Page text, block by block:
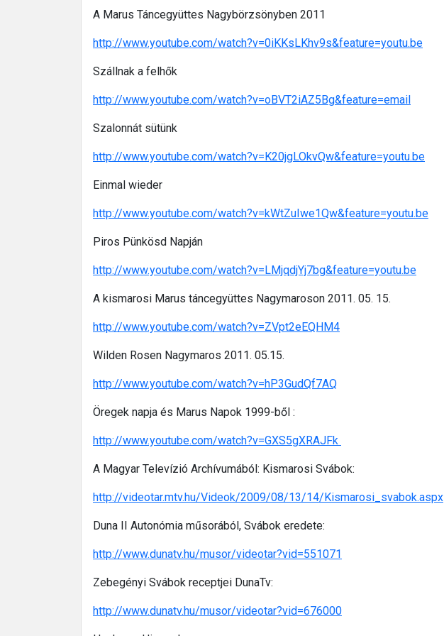
A Marus Táncegyüttes Nagybörzsönyben 2011
http://www.youtube.com/watch?v=0iKKsLKhv9s&feature=youtu.be
Szállnak a felhők
http://www.youtube.com/watch?v=oBVT2iAZ5Bg&feature=email
Szalonnát sütünk
http://www.youtube.com/watch?v=K20jgLOkvQw&feature=youtu.be
Einmal wieder
http://www.youtube.com/watch?v=kWtZuIwe1Qw&feature=youtu.be
Piros Pünkösd Napján
http://www.youtube.com/watch?v=LMjqdjYj7bg&feature=youtu.be
A kismarosi Marus táncegyüttes Nagymaroson 2011. 05. 15.
http://www.youtube.com/watch?v=ZVpt2eEQHM4
Wilden Rosen Nagymaros 2011. 05.15.
http://www.youtube.com/watch?v=hP3GudQf7AQ
Öregek napja és Marus Napok 1999-ből :
http://www.youtube.com/watch?v=GXS5gXRAJFk
A Magyar Televízió Archívumából: Kismarosi Svábok:
http://videotar.mtv.hu/Videok/2009/08/13/14/Kismarosi_svabok.aspx
Duna II Autonómia műsorából, Svábok eredete:
http://www.dunatv.hu/musor/videotar?vid=551071
Zebegényi Svábok receptjei DunaTv:
http://www.dunatv.hu/musor/videotar?vid=676000